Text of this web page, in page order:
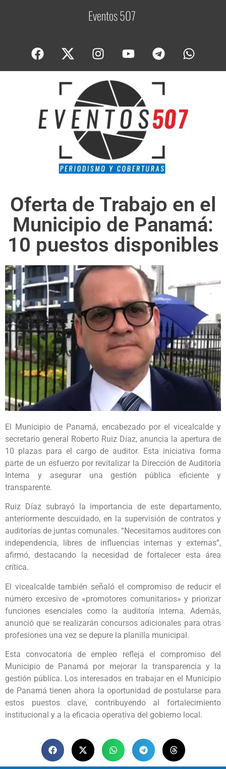
Eventos 507C
Oferta de Trabajo en el
Municipio de Panamá:
10 puestos disponibles
El Municipio de Panamá, encabezado por el vicealcalde y
secretario general Roberto Ruiz Díaz, anuncia la apertura de
10 plazas para el cargo de auditor. Esta iniciativa forma
parte de un esfuerzo por revitalizar la Dirección de Auditoría
Interna y asegurar una gestión pública eficiente y
transparente.
Ruiz Díaz subrayó la importancia de este departamento,
anteriormente descuidado, en la supervisión de contratos y
auditorías de juntas comunales. “Necesitamos auditores con
independencia, libres de influencias internas y externas”,
afirmó, destacando la necesidad de fortalecer esta área
crítica.
El vicealcalde también señaló el compromiso de reducir el
número excesivo de «promotores comunitarios» y priorizar
funciones esenciales como la auditoría interna. Además,
anunció que se realizarán concursos adicionales para otras
profesiones una vez se depure la planilla municipal.
Esta convocatoria de empleo refleja el compromiso del
Municipio de Panamá por mejorar la transparencia y la
gestión pública. Los interesados en trabajar en el Municipio
de Panamá tienen ahora la oportunidad de postularse para
estos puestos clave, contribuyendo al fortalecimiento
institucional y a la eficacia operativa del gobierno local.